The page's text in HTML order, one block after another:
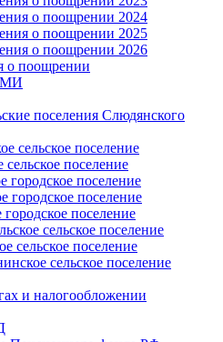
о поощрении 2024
о поощрении 2025
о поощрении 2026
о поощрении
поселения Слюдянского
сельское поселение
сельское поселение
городское поселение
городское поселение
городское поселение
сельское поселение
сельское поселение
сельское поселение
и налогообложении